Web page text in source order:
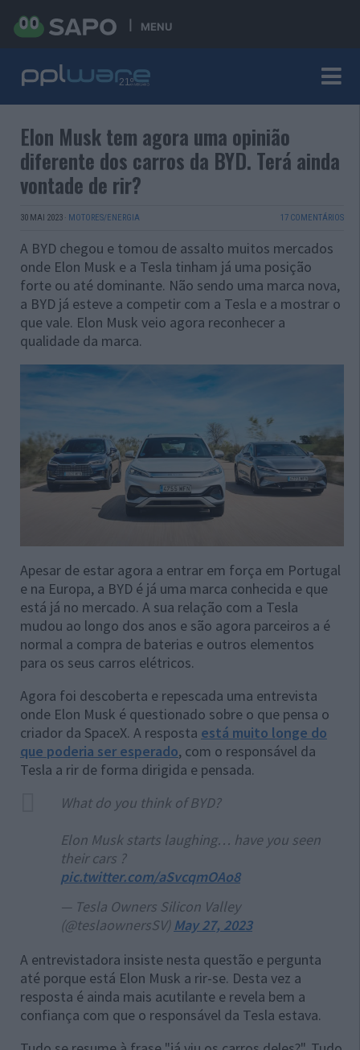
MENU
Elon Musk tem agora uma opinião
diferente dos carros da BYD. Terá ainda
vontade de rir?
30 MAI 2023 · MOTORES/ENERGIA 17 COMENTÁRIOS
A BYD chegou e tomou de assalto muitos mercados
onde Elon Musk e a Tesla tinham já uma posição
forte ou até dominante. Não sendo uma marca nova,
a BYD já esteve a competir com a Tesla e a mostrar o
que vale. Elon Musk veio agora reconhecer a
qualidade da marca.
Apesar de estar agora a entrar em força em Portugal
e na Europa, a BYD é já uma marca conhecida e que
está já no mercado. A sua relação com a Tesla
mudou ao longo dos anos e são agora parceiros a é
normal a compra de baterias e outros elementos
para os seus carros elétricos.
Agora foi descoberta e repescada uma entrevista
onde Elon Musk é questionado sobre o que pensa o
criador da SpaceX. A resposta está muito longe do
que poderia ser esperado, com o responsável da
Tesla a rir de forma dirigida e pensada.
What do you think of BYD?
Elon Musk starts laughing… have you seen
their cars ?
pic.twitter.com/aSvcqmOAo8
— Tesla Owners Silicon Valley
(@teslaownersSV) May 27, 2023
A entrevistadora insiste nesta questão e pergunta
até porque está Elon Musk a rir-se. Desta vez a
resposta é ainda mais acutilante e revela bem a
confiança com que o responsável da Tesla estava.